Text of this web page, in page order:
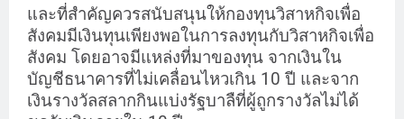
และที่สำคัญควรสนับสนุนให้กองทุนวิสาหกิจเพื่อ
สังคมมีเงินทุนเพียงพอในการลงทุนกับวิสาหกิจเพื่อ
สังคม โดยอาจมีแหล่งที่มาของทุน จากเงินใน
บัญชีธนาคารที่ไม่เคลื่อนไหวเกิน 10 ปี และจาก
เงินรางวัลสลากกินแบ่งรัฐบาลืที่ผู้ถูกรางวัลไม่ได้